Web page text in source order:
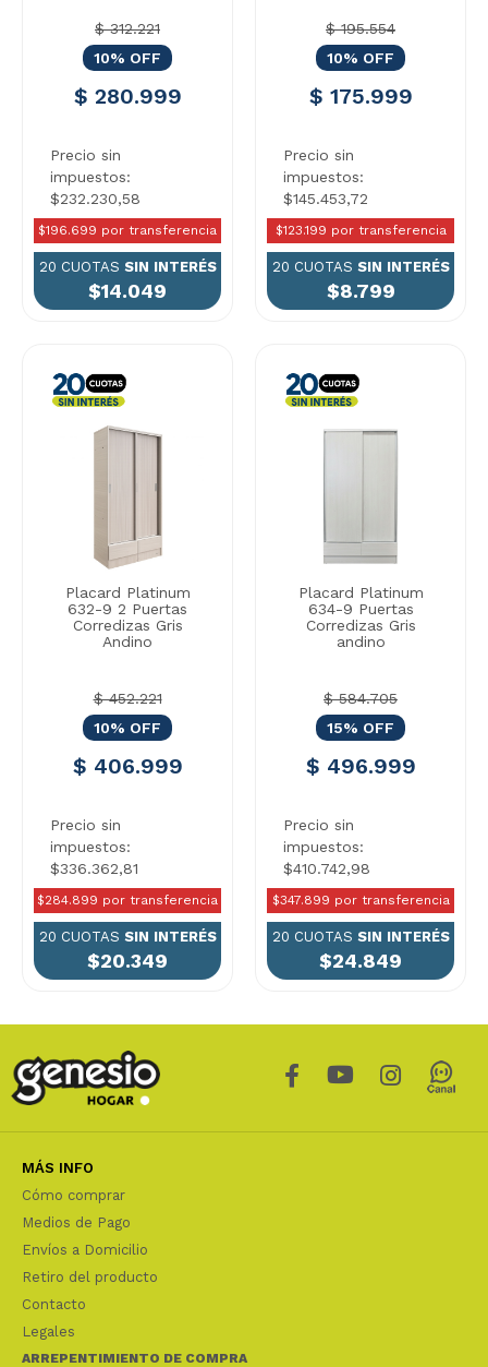
$ 312.221
10% OFF
$ 280.999
Precio sin
impuestos:
$232.230,58
$196.699 por transferencia
20 CUOTAS SIN INTERÉS
$14.049
$ 195.554
10% OFF
$ 175.999
Precio sin
impuestos:
$145.453,72
$123.199 por transferencia
20 CUOTAS SIN INTERÉS
$8.799
Placard Platinum
632-9 2 Puertas
Corredizas Gris
Andino
$ 452.221
10% OFF
$ 406.999
Precio sin
impuestos:
$336.362,81
$284.899 por transferencia
20 CUOTAS SIN INTERÉS
$20.349
Placard Platinum
634-9 Puertas
Corredizas Gris
andino
$ 584.705
15% OFF
$ 496.999
Precio sin
impuestos:
$410.742,98
$347.899 por transferencia
20 CUOTAS SIN INTERÉS
$24.849
MÁS INFO
Cómo comprar
Medios de Pago
Envíos a Domicilio
Retiro del producto
Contacto
Legales
ARREPENTIMIENTO DE COMPRA